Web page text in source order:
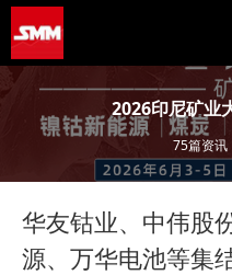
智利7月铜出口额同比增
霍尔木兹海峡，重磅利
协议，美国届时解除封
2026印尼矿业
75篇资讯
华友钴业、中伟股
源、万华电池等集